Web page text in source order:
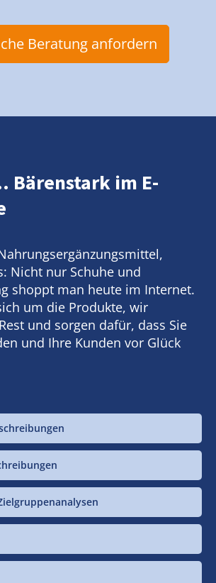
Beratung anfordern
Bärenstark im E-
Nicht nur Schuhe und
shoppt man heute im Internet.
um die Produkte, wir
und sorgen dafür, dass Sie
und Ihre Kunden vor Glück